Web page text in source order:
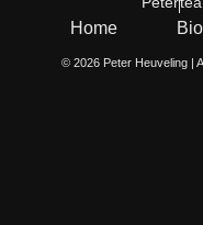
Home Bio
© 2026 Peter Heuveling |